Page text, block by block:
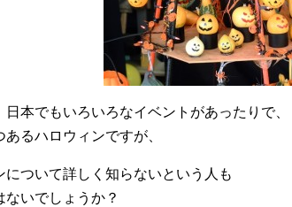
日本でもいろいろなイベントがあったりで、
あるハロウィンですが、
について詳しく知らないという人も
ないでしょうか？